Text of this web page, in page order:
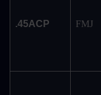
.45ACP FMJ